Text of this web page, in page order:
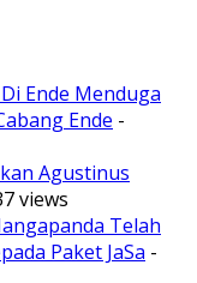
Ende Menduga
Ende -
Agustinus
views
Telah
Paket JaSa -